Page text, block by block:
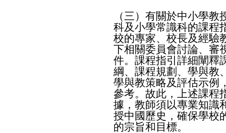
（三）有關於中小學
科及小學常識科的課程
校的專家、校長及經驗
下相關委員會討論、審
件。課程指引詳細闡釋
綱、課程規劃、學與教
學與教策略及評估示例
參考。故此，上述課程
據，教師須以專業知識
授中國歷史，確保學校
的宗旨和目標。